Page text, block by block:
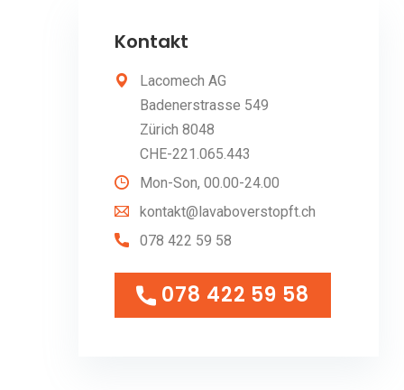
Kontakt
Lacomech AG
Badenerstrasse 549
Zürich 8048
CHE-221.065.443
Mon-Son, 00.00-24.00
kontakt@lavaboverstopft.ch
078 422 59 58
078 422 59 58
078 422 59 58